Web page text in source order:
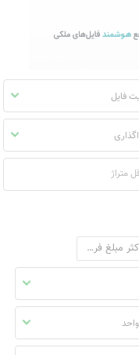
فایل
حداکثر مبلغ فروش